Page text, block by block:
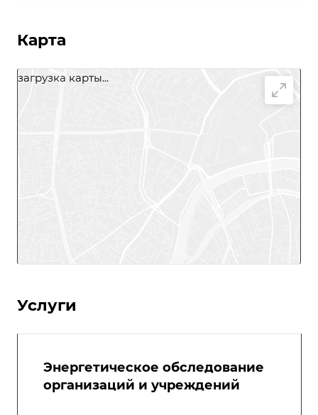
Карта
загрузка карты...
Услуги
Энергетическое обследование
организаций и учреждений